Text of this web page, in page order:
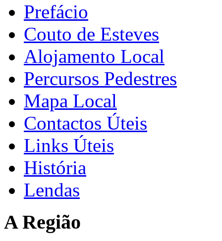
Prefácio
Couto de Esteves
Alojamento Local
Percursos Pedestres
Mapa Local
Contactos Úteis
Links Úteis
História
Lendas
A Região